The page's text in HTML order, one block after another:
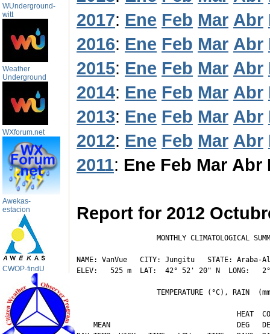
WUnderground-
witt
Weather
Underground
WXforum.net
Awekas-
estacion
CWOP-findU
2017: Ene Feb Mar Abr
2016: Ene Feb Mar Abr
2015: Ene Feb Mar Abr
2014: Ene Feb Mar Abr
2013: Ene Feb Mar Abr
2012: Ene Feb Mar Abr
2011: Ene Feb Mar Abr
Report for 2012
MONTHLY CLIMATOLOGICAL
NAME: VanVue   CITY: Jungitu   STATE: Araba-
ELEV:   525 m  LAT:  42° 52' 20" N  LONG:
TEMPERATURE (°C), RAIN
HEAT
MEAN                              DEG